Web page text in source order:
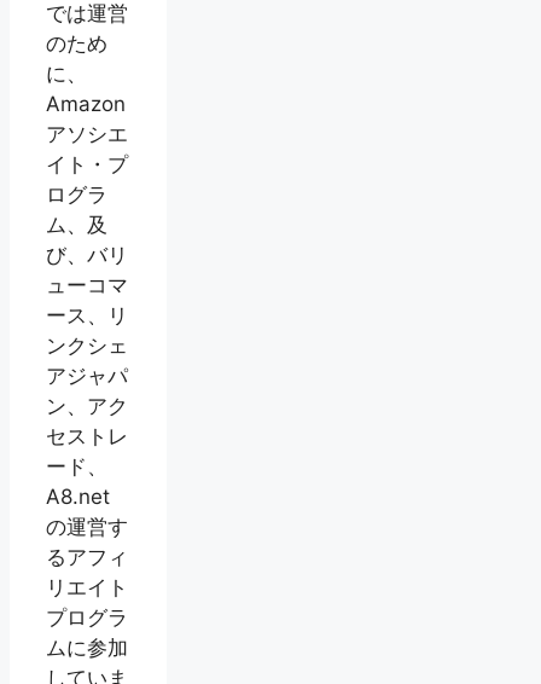
では運営
のため
に、
Amazon
アソシエ
イト・プ
ログラ
ム、及
び、バリ
ューコマ
ース、リ
ンクシェ
アジャパ
ン、アク
セストレ
ード、
A8.net
の運営す
るアフィ
リエイト
プログラ
ムに参加
していま